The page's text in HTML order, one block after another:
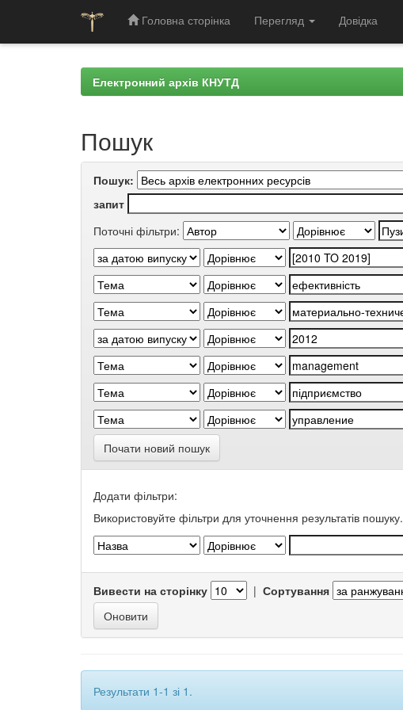
Головна сторінка Перегляд Довідка
Електронний архів КНУТД
Пошук
Пошук:
запит
Поточні фільтри:
Почати новий пошук
Додати фільтри:
Використовуйте фільтри для уточнення результатів пошуку.
Вивести на сторінку | Сортування
Результати 1-1 зі 1.